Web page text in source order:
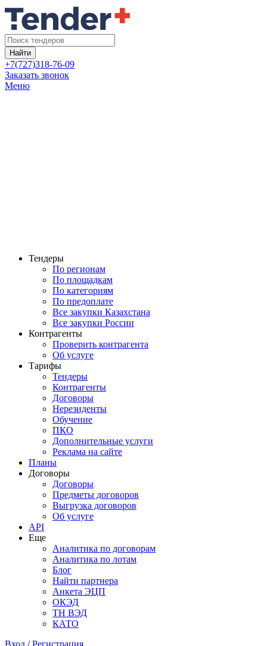
Найти
+7(727)318-76-09
Заказать звонок
Меню
Тендеры
По регионам
По площадкам
По категориям
По предоплате
Все закупки Казахстана
Все закупки России
Контрагенты
Проверить контрагента
Об услуге
Тарифы
Тендеры
Контрагенты
Договоры
Нерезиденты
Обучение
ПКО
Дополнительные услуги
Реклама на сайте
Планы
Договоры
Договоры
Предметы договоров
Выгрузка договоров
Об услуге
API
Еще
Аналитика по договорам
Аналитика по лотам
Блог
Найти партнера
Анкета ЭЦП
ОКЭД
ТН ВЭД
КАТО